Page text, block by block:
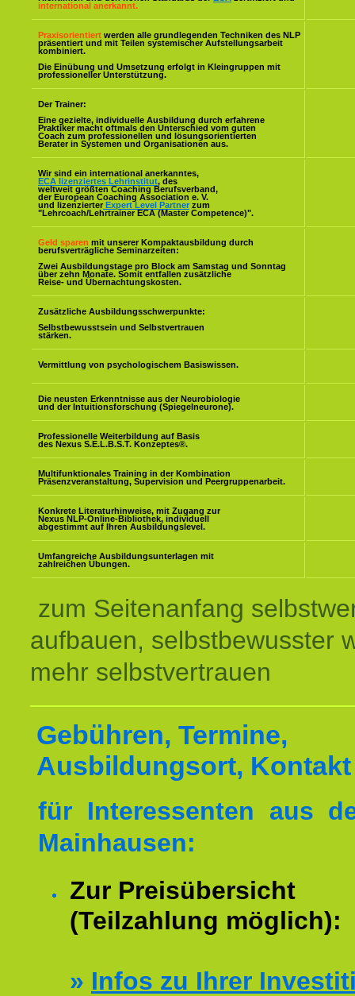
international anerkannt.
Praxisorientiert werden alle grundlegenden Techniken des NLP
präsentiert und mit Teilen systemischer Aufstellungsarbeit
kombiniert.
Die Einübung und Umsetzung erfolgt in Kleingruppen mit
professioneller Unterstützung.
Der Trainer:
Eine gezielte, individuelle Ausbildung durch erfahrene
Praktiker macht oftmals den Unterschied vom guten
Coach zum professionellen und lösungsorientierten
Berater in Systemen und Organisationen aus.
Wir sind ein international anerkanntes,
ECA lizenziertes Lehrinstitut, des
weltweit größten Coaching Berufsverband,
der European Coaching Association e. V.
und lizenzierter Expert Level Partner zum
"Lehrcoach/Lehrtrainer ECA (Master Competence)".
Geld sparen mit unserer Kompaktausbildung durch
berufsverträgliche Seminarzeiten:
Zwei Ausbildungstage pro Block am Samstag und Sonntag
über zehn Monate. Somit entfallen zusätzliche
Reise- und Übernachtungskosten.
Zusätzliche Ausbildungsschwerpunkte:
Selbstbewusstsein und Selbstvertrauen
stärken.
Vermittlung von psychologischem Basiswissen.
Die neusten Erkenntnisse aus der Neurobiologie
und der Intuitionsforschung (Spiegelneurone).
Professionelle Weiterbildung auf Basis
des Nexus S.E.L.B.S.T. Konzeptes®.
Multifunktionales Training in der Kombination
Präsenzveranstaltung, Supervision und Peergruppenarbeit.
Konkrete Literaturhinweise, mit Zugang zur
Nexus NLP-Online-Bibliothek, individuell
abgestimmt auf Ihren Ausbildungslevel.
Umfangreiche Ausbildungsunterlagen mit
zahlreichen Übungen.
zum Seitenanfang
aufbauen, selbstbewusster
mehr selbstvertrauen
Gebühren, Termine,
Ausbildungsort, Kontakt
für Interessenten aus
Mainhausen:
Zur Preisübersicht
(Teilzahlung möglich):
» Infos zu Ihrer